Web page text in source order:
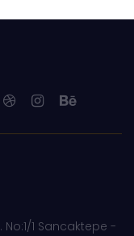
1 Sancaktepe -